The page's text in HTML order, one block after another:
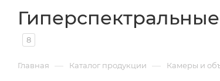
8
Главная — Каталог продукции — Камеры и